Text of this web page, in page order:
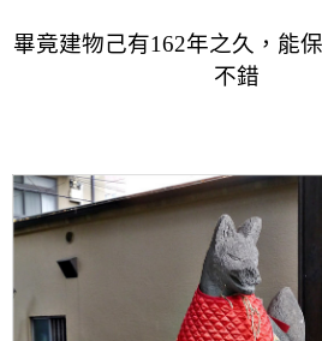
畢竟建物己有162年之久，能
不錯